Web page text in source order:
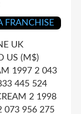
UK
US (M$)
1997 2 043
445 524
2 1998
073 956 275